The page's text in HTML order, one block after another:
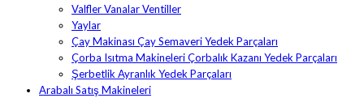
Valfler Vanalar Ventiller
Yaylar
Çay Makinası Çay Semaveri Yedek Parçaları
Çorba Isıtma Makineleri Çorbalık Kazanı Yedek Parçaları
Şerbetlik Ayranlık Yedek Parçaları
Arabalı Satış Makineleri